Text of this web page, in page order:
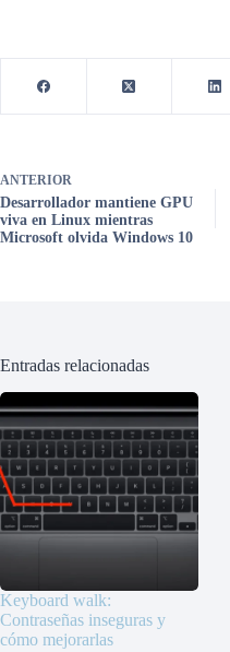
ANTERIOR
Desarrollador mantiene GPU
viva en Linux mientras
Microsoft olvida Windows 10
Entradas relacionadas
Keyboard walk:
Contraseñas inseguras y
cómo mejorarlas